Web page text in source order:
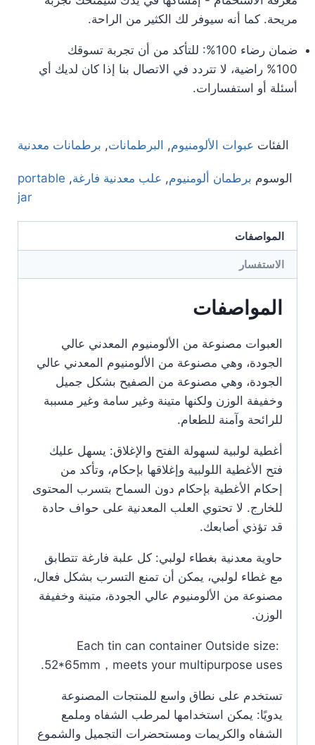
مريحة. كما أنه سيوفر لك الكثير من الراحة.
ضمان رضاء 100%: للتأكد من أن تجربة تسوقك
100% راضية، لا تتردد في الاتصال بنا إذا كان لديك أي
أسئلة أو استفسارات.
الفئات عبوات الألومنيوم, البرطمانات, برطمانات معدنية
الوسوم برطمان ألومنيوم, علب معدنية فارغة,
portable
jar
المواصفات
الاستفسار
المواصفات
العبوات مصنوعة من الألومنيوم المعدني عالي
الجودة، وهي مصنوعة من الألومنيوم المعدني عالي
الجودة، وهي مصنوعة من الصفيح بشكل جميل
وخفيفة الوزن ولكنها متينة وغير سامة وغير مسببة
للرائحة وآمنة للطعام.
أغطية لولبية لسهولة الفتح والإغلاق: يسهل عليك
فتح الأغطية اللولبية وإغلاقها بإحكام، وتأكد من
إحكام الأغطية بإحكام دون السماح بتسرب المحتوى
للخارج. لا تحتوي العلب المعدنية على حواف حادة
قد تؤذي أصابعك.
حاوية معدنية بغطاء لولبي: كل علبة فارغة تتطابق
مع غطاء لولبي، يمكن أن تمنع التسرب بشكل فعال،
مصنوعة من الألومنيوم عالي الجودة، متينة وخفيفة
الوزن.
Each tin can container Outside size:
52*65mm，meets your multipurpose uses.
تستخدم على نطاق واسع للمنتجات المصنوعة
يدويًا: يمكن استخدامها لمرطب الشفاه وملمع
الشفاه والكريمات ومستحضرات التجميل والشموع